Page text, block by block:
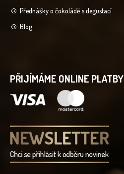
Přednášky o čokoládě s degustací
Blog
PŘIJÍMÁME ONLINE PLATBY